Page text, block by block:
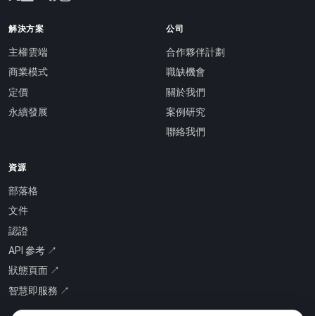
解決方案
主權雲端
商業模式
定價
永續發展
公司
合作夥伴計劃
職缺機會
關於我們
案例研究
聯絡我們
資源
部落格
文件
認證
API 參考 ↗
狀態頁面 ↗
智慧即服務 ↗